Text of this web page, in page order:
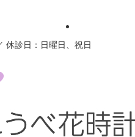
休診日：日曜日、祝日